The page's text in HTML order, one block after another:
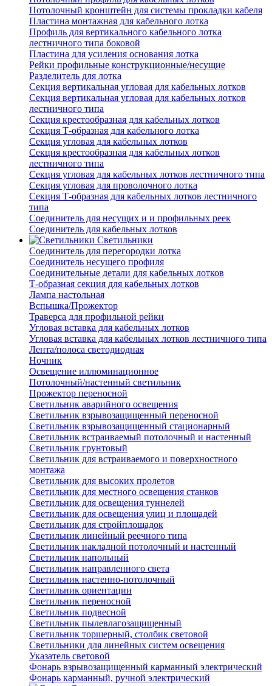
Потолочный кронштейн для системы прокладки кабеля
Пластина монтажная для кабельного лотка
Профиль для вертикального кабельного лотка
лестничного типа боковой
Пластина для усиления основания лотка
Рейки профильные конструкционные/несущие
Разделитель для лотка
Секция вертикальная угловая для кабельных лотков
Секция вертикальная угловая для кабельных лотков
лестничного типа
Секция крестообразная для кабельных лотков
Секция Т-образная для кабельного лотка
Секция угловая для кабельных лотков
Секция крестообразная для кабельных лотков
лестничного типа
Секция угловая для кабельных лотков лестничного типа
Секция угловая для проволочного лотка
Секция Т-образная для кабельных лотков лестничного
типа
Соединитель для несущих и и профильных реек
Соединитель для кабельных лотков
Светильники
Соединитель для перегородки лотка
Соединитель несущего профиля
Соединительные детали для кабельных лотков
Т-образная секция для кабельных лотков
Лампа настольная
Вспышка/Прожектор
Траверса для профильной рейки
Угловая вставка для кабельных лотков
Угловая вставка для кабельных лотков лестничного типа
Лента/полоса светодиодная
Ночник
Освещение иллюминационное
Потолочный/настенный светильник
Прожектор переносной
Светильник аварийного освещения
Светильник взрывозащищенный переносной
Светильник взрывозащищенный стационарный
Светильник встраиваемый потолочный и настенный
Светильник грунтовый
Светильник для встраиваемого и поверхностного
монтажа
Светильник для высоких пролетов
Светильник для местного освещения станков
Светильник для освещения туннелей
Светильник для освещения улиц и площадей
Светильник для стройплощадок
Светильник линейный реечного типа
Светильник накладной потолочный и настенный
Светильник напольный
Светильник направленного света
Светильник настенно-потолочный
Светильник ориентации
Светильник переносной
Светильник подвесной
Светильник пылевлагозащищенный
Светильник торшерный, столбик световой
Светильники для линейных систем освещения
Указатель световой
Фонарь взрывозащищенный карманный электрический
Фонарь карманный, ручной электрический